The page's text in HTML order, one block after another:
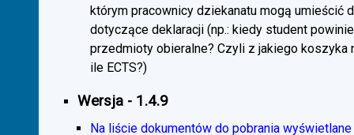
którym pracownicy dziekanatu mogą umieścić
dotyczące deklaracji (np.: kiedy student
przedmioty obieralne? Czyli z jakiego koszyka
ile ECTS?)
Wersja - 1.4.9
Na liście dokumentów do pobrania